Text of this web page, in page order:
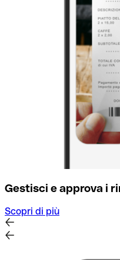
Gestisci e approva i
Scopri di più